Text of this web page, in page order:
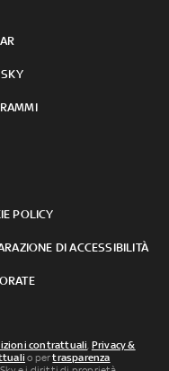
POLICY
DI ACCESSIBILITÀ
contrattuali, Privacy &
o pertrasparenza